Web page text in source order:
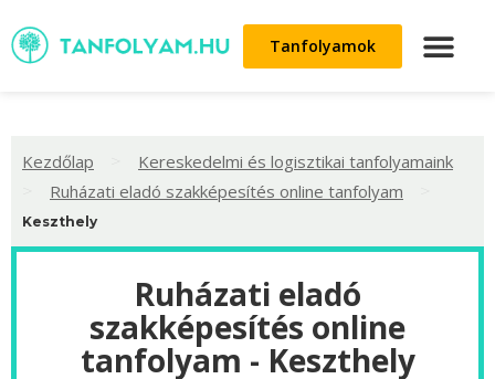
Tanfolyamok
Kezdőlap Kereskedelmi és logisztikai tanfolyamaink
Ruházati eladó szakképesítés online tanfolyam
Keszthely
Ruházati eladó
szakképesítés online
tanfolyam - Keszthely